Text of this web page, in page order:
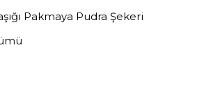
Pakmaya Pudra Şekeri